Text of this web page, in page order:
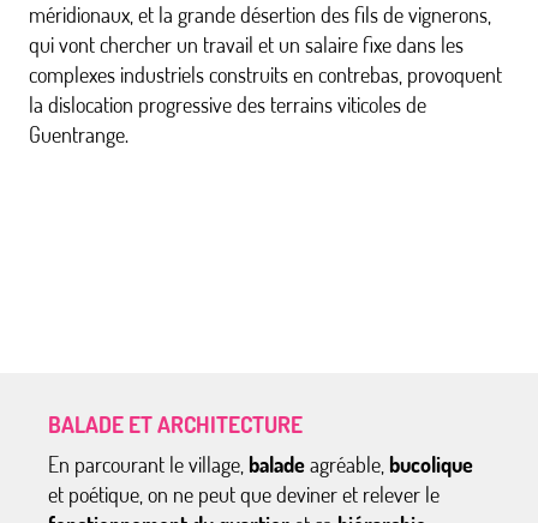
méridionaux, et la grande désertion des fils de vignerons,
qui vont chercher un travail et un salaire fixe dans les
complexes industriels construits en contrebas, provoquent
la dislocation progressive des terrains viticoles de
Guentrange.
BALADE ET ARCHITECTURE
En parcourant le village, baladeagréable, bucolique
et poétique, on ne peut que deviner et relever le